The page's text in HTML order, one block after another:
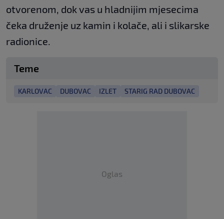
otvorenom, dok vas u hladnijim mjesecima
čeka druženje uz kamin i kolače, ali i slikarske
radionice.
Teme
KARLOVAC DUBOVAC IZLET STARIG RAD DUBOVAC
Oglas